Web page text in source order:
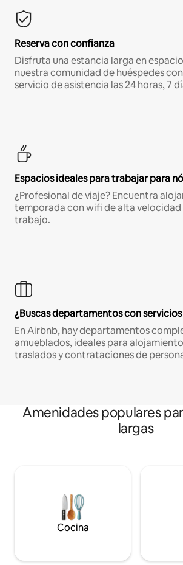
Reserva con confianza
Disfruta una estancia larga en
nuestra comunidad de huéspedes
servicio de asistencia las 24 horas, 7
Espacios ideales para trabajar para
¿Profesional de viaje? Encuentra
temporada con wifi de alta velocidad
trabajo.
¿Buscas departamentos con
En Airbnb, hay departamentos
amueblados, ideales para
traslados y contrataciones de
Amenidades populares
largas
Cocina